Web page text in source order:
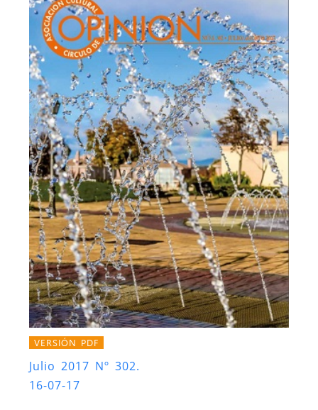
VERSIÓN PDF
Julio 2017 Nº 302.
16-07-17